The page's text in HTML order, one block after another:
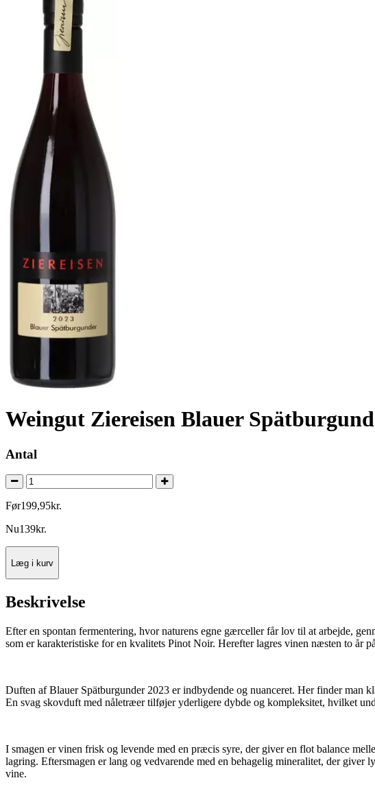
Weingut Ziereisen Blauer
Antal
Før199,95kr.
Nu139kr.
Læg i kurv
Beskrivelse
Efter en spontan fermentering, hvor naturens egne gærceller får lov til at arbejde,
som er karakteristiske for en kvalitets Pinot Noir. Herefter lagres vinen næsten to år
Duften af Blauer Spätburgunder 2023 er indbydende og nuanceret. Her finder
En svag skovduft med nåletræer tilføjer yderligere dybde og kompleksitet, hvilket
I smagen er vinen frisk og levende med en præcis syre, der giver en flot balance
lagring. Eftersmagen er lang og vedvarende med en behagelig mineralitet, der giver
vine.